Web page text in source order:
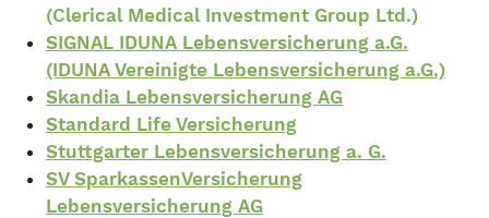
(Clerical Medical Investment Group Ltd.)
SIGNAL IDUNA Lebensversicherung a.G.
(IDUNA Vereinigte Lebensversicherung a.G.)
Skandia Lebensversicherung AG
Standard Life Versicherung
Stuttgarter Lebensversicherung a. G.
SV SparkassenVersicherung
Lebensversicherung AG